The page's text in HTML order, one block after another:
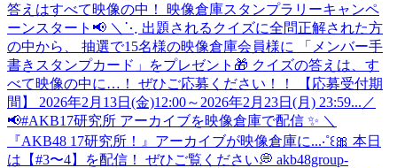
答えはすべて映像の中！ 映像倉庫スタンプラリーキャンペ
ーンスタート📢 ＼⋱ 出題されるクイズに全問正解された方
の中から、 抽選で15名様の映像倉庫会員様に 「メンバー手
書きスタンプカード」をプレゼント🎁 クイズの答えは、す
べて映像の中に…！ ぜひご応募ください！！ 【応募受付期
間】 2026年2月13日(金)12:00～2026年2月23日(月) 23:59... ／
📢#AKB17研究所 アーカイブを映像倉庫で配信 ✨ ＼
『AKB48 17研究所！』アーカイブが映像倉庫に...‧˚꒰🎀 本日
は【#3〜4】を配信！ ぜひご覧ください💭 akb48group-